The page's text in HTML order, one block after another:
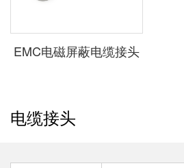
EMC电磁屏蔽电缆接头
电缆接头